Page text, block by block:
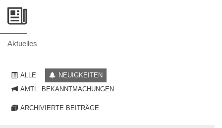
Aktuelles
ALLE
NEUIGKEITEN
AMTL. BEKANNTMACHUNGEN
ARCHIVIERTE BEITRÄGE